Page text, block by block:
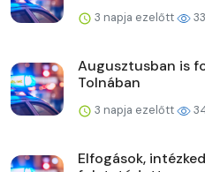
3 napja ezelőtt 33
Augusztusban is
Tolnában
3 napja ezelőtt
Elfogások,